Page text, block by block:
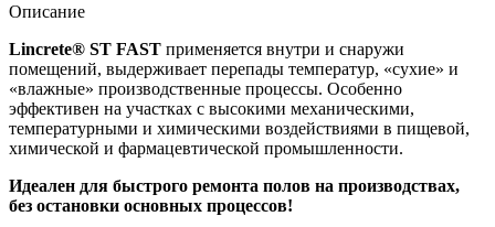
Описание
Lincrete® ST FAST применяется внутри и снаружи
помещений, выдерживает перепады температур, «сухие» и
«влажные» производственные процессы. Особенно
эффективен на участках с высокими механическими,
температурными и химическими воздействиями в пищевой,
химической и фармацевтической промышленности.
Идеален для быстрого ремонта полов на производствах,
без остановки основных процессов!